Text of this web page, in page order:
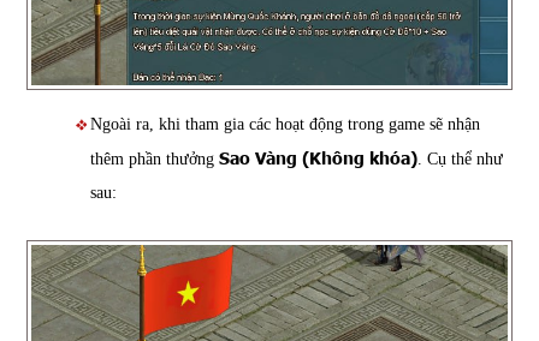
Ngoài ra, khi tham gia các hoạt động trong game sẽ nhận
thêm phần thưởngSao Vàng (Không khóa) . Cụ thể như
sau: